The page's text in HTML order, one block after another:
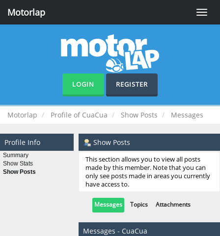
Toggle
Motorlap
LOGIN REGISTER
Motorlap Profile of CuaCua Show Posts Messages
Profile Info
Summary
Show Stats
Show Posts
Show Posts
This section allows you to view all posts
made by this member. Note that you can
only see posts made in areas you currently
have access to.
Messages Topics Attachments
Messages - CuaCua